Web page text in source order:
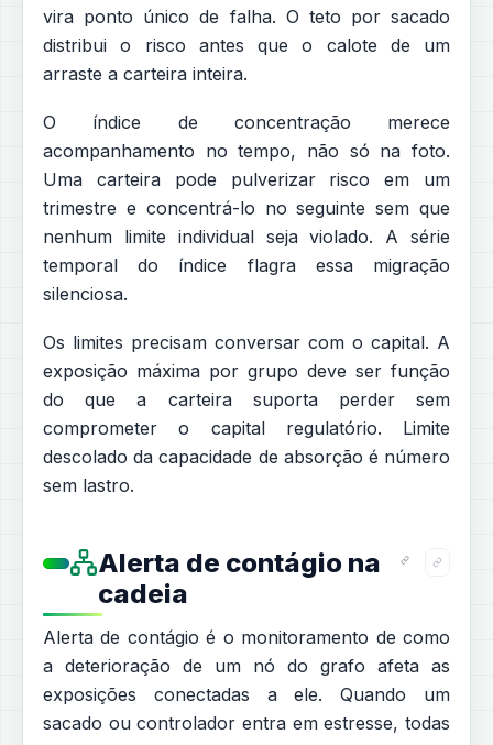
vira ponto único de falha. O teto por sacado
distribui o risco antes que o calote de um
arraste a carteira inteira.
O índice de concentração merece
acompanhamento no tempo, não só na foto.
Uma carteira pode pulverizar risco em um
trimestre e concentrá-lo no seguinte sem que
nenhum limite individual seja violado. A série
temporal do índice flagra essa migração
silenciosa.
Os limites precisam conversar com o capital. A
exposição máxima por grupo deve ser função
do que a carteira suporta perder sem
comprometer o capital regulatório. Limite
descolado da capacidade de absorção é número
sem lastro.
Alerta de contágio na
cadeia
Alerta de contágio é o monitoramento de como
a deterioração de um nó do grafo afeta as
exposições conectadas a ele. Quando um
sacado ou controlador entra em estresse, todas